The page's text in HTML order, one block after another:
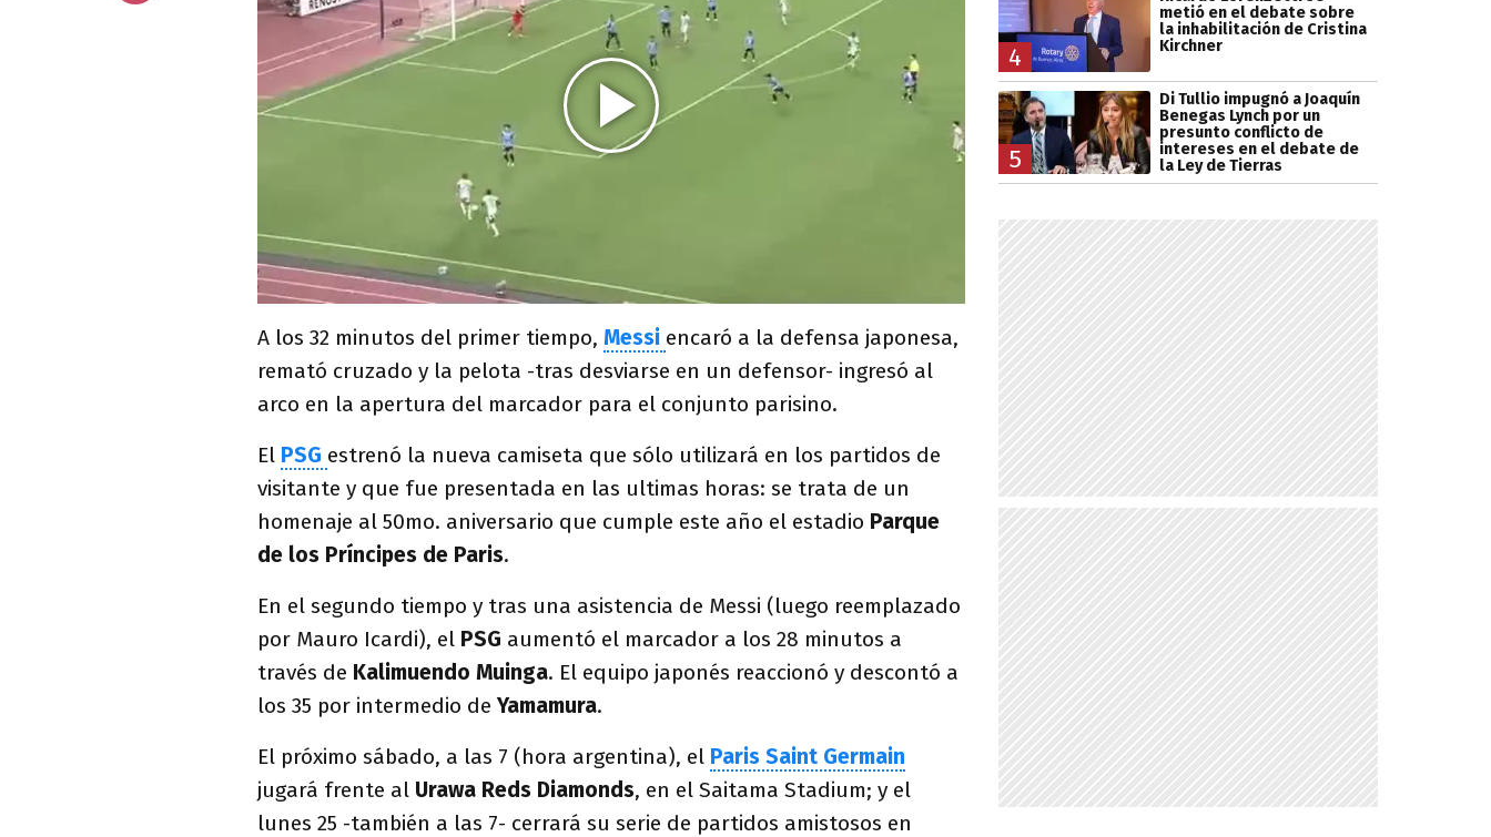
A los 32 minutos del primer tiempo, Messi encaró a la defensa japonesa,
remató cruzado y la pelota -tras desviarse en un defensor- ingresó al
arco en la apertura del marcador para el conjunto parisino.
El PSG estrenó la nueva camiseta que sólo utilizará en los partidos de
visitante y que fue presentada en las ultimas horas: se trata de un
homenaje al 50mo. aniversario que cumple este año el estadio Parque
de los Príncipes de Paris.
En el segundo tiempo y tras una asistencia de Messi (luego reemplazado
por Mauro Icardi), el PSG aumentó el marcador a los 28 minutos a
través de Kalimuendo Muinga. El equipo japonés reaccionó y descontó a
los 35 por intermedio de Yamamura.
El próximo sábado, a las 7 (hora argentina), el Paris Saint Germain
jugará frente al Urawa Reds Diamonds, en el Saitama Stadium; y el
lunes 25 -también a las 7- cerrará su serie de partidos amistosos en
4
metió en el debate sobre
la inhabilitación de Cristina
Kirchner
5
Di Tullio impugnó a Joaquín
Benegas Lynch por un
presunto conflicto de
intereses en el debate de
la Ley de Tierras